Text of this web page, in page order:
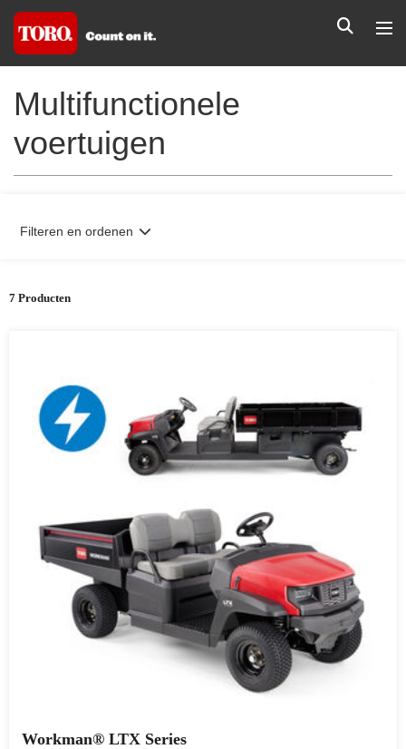
Multifunctionele
voertuigen
7 Producten
Filteren en ordenen
Workman® LTX Series